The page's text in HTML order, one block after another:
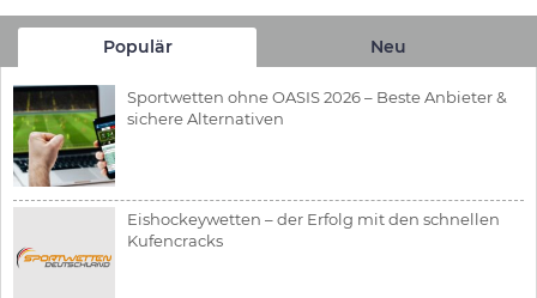
Populär Neu
Sportwetten ohne OASIS 2026 – Beste Anbieter &
sichere Alternativen
Eishockeywetten – der Erfolg mit den schnellen
Kufencracks